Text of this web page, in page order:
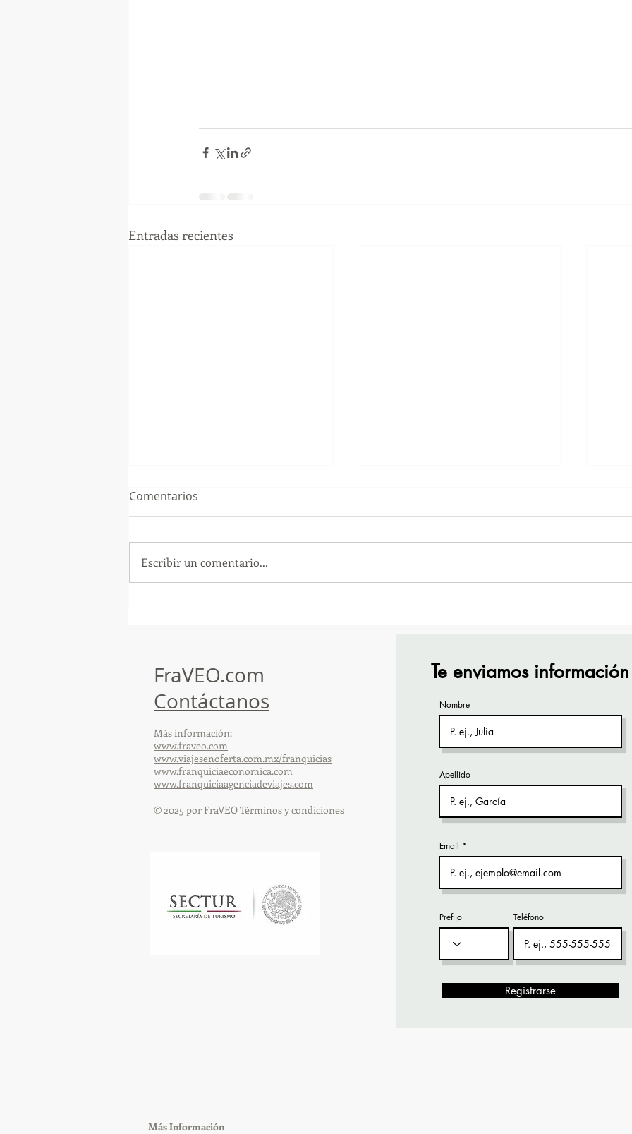
Entradas recientes
Comentarios
Escribir un comentario...
FraVEO.com
Contáctanos
Más información:
www.fraveo.com
www.viajesenoferta.com.mx/franquicias
www.franquiciaeconomica.com
www.franquiciaagenciadeviajes.com
© 2025 por FraVEO Términos y condiciones
Te enviamos información
Nombre
Apellido
Email
Prefijo Teléfono
Registrarse
​Más Información